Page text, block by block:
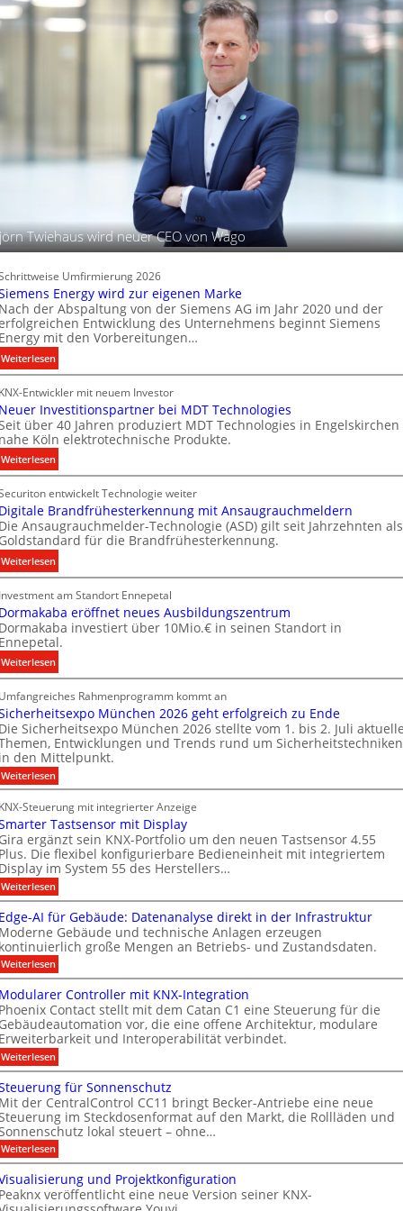
c
c
u
n
g
s
t
e
c
h
n
i
k
r
k
t
t
e
n
Twiehaus wird neuer CEO von Wago
Umfirmierung 2026
Energy wird zur eigenen Marke
der Abspaltung von der Siemens AG im Jahr 2020 und der
Entwicklung des Unternehmens beginnt Siemens
mit den Vorbereitungen…
Weiterlesen:
S
i
e
m
e
n
s
E
n
e
r
g
y
w
i
r
d
z
u
r
e
i
g
e
n
n
M
a
r
k
e
Entwickler mit neuem Investor
Investitionspartner bei MDT Technologies
über 40 Jahren produziert MDT Technologies in Engelskirchen
Köln elektrotechnische Produkte.
Weiterlesen:
N
e
u
e
r
I
n
v
e
s
t
i
t
i
o
n
s
p
a
t
n
e
r
b
e
i
M
D
T
T
e
c
h
n
o
l
o
g
i
e
s
entwickelt Technologie weiter
Brandfrühesterkennung mit Ansaugrauchmeldern
Ansaugrauchmelder-Technologie (ASD) gilt seit Jahrzehnten als
für die Brandfrühesterkennung.
Weiterlesen:
D
i
g
i
t
a
l
e
B
r
a
n
d
h
e
s
t
e
r
k
e
n
u
n
g
m
i
t
A
n
s
a
u
am Standort Ennepetal
eröffnet neues Ausbildungszentrum
investiert über 10Mio.€ in seinen Standort in
Weiterlesen:
D
o
r
m
a
k
a
a
e
r
ö
f
f
n
e
t
n
u
e
s
A
u
s
b
i
l
d
u
n
Rahmenprogramm kommt an
München 2026 geht erfolgreich zu Ende
Sicherheitsexpo München 2026 stellte vom 1. bis 2. Juli
Entwicklungen und Trends rund um Sicherheitstechniken
den Mittelpunkt.
Weiterlesen:
S
c
h
e
r
h
e
i
t
s
e
x
p
o
M
n
c
h
e
n
2
0
2
6
g
e
h
t
e
r
f
o
Steuerung mit integrierter Anzeige
Tastsensor mit Display
ergänzt sein KNX-Portfolio um den neuen Tastsensor 4.55
Die flexibel konfigurierbare Bedieneinheit mit integriertem
im System 55 des Herstellers…
Weiterlesen:
S
m
a
r
t
r
a
s
t
s
e
n
s
o
r
m
i
t
D
i
s
p
l
AI für Gebäude: Datenanalyse direkt in der Infrastruktur
Gebäude und technische Anlagen erzeugen
große Mengen an Betriebs- und Zustandsdaten.
Weiterlesen:
E
g
e
-
A
I
f
ü
r
G
e
b
ä
u
d
e
:
D
Controller mit KNX-Integration
Contact stellt mit dem Catan C1 eine Steuerung für die
vor, die eine offene Architektur, modulare
und Interoperabilität verbindet.
Weiterlesen:
M
d
u
l
a
r
e
r
C
o
n
für Sonnenschutz
der CentralControl CC11 bringt Becker-Antriebe eine neue
im Steckdosenformat auf den Markt, die Rollläden und
lokal steuert – ohne…
Weiterlesen:
S
e
u
und Projektkonfiguration
veröffentlicht eine neue Version seiner KNX-